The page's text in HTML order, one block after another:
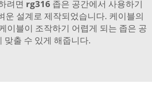
려면 rg316 좁은 공간에서 사용하기
운 설계로 제작되었습니다. 케이블의
이블이 조작하기 어렵게 되는 좁은 공
맞출 수 있게 해줍니다.